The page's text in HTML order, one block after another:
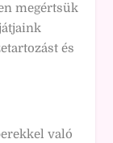
megértsük
és
való